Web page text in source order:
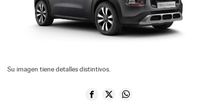
Su imagen tiene detalles distintivos.